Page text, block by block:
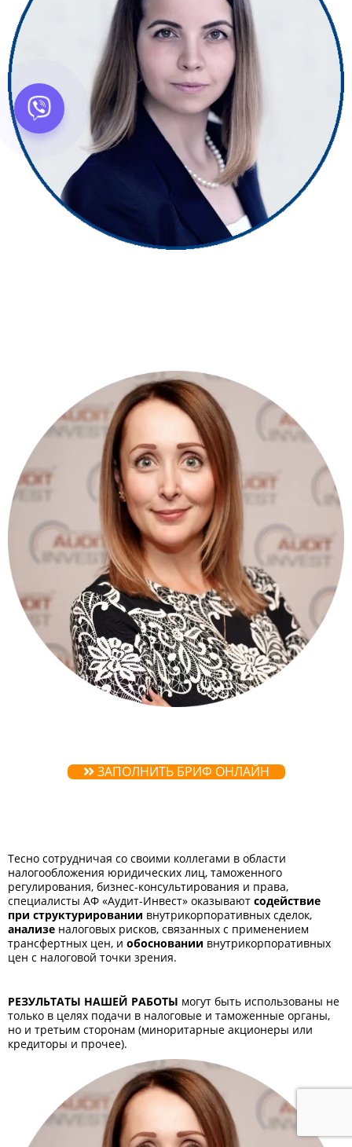
ЗАПОЛНИТЬ БРИФ ОНЛАЙН
Тесно сотрудничая со своими коллегами в области
налогообложения юридических лиц, таможенного
регулирования, бизнес-консультирования и права,
специалисты АФ «Аудит-Инвест» оказывают содействие
при структурировании внутрикорпоративных сделок,
анализе налоговых рисков, связанных с применением
трансфертных цен, и обосновании внутрикорпоративных
цен с налоговой точки зрения.
РЕЗУЛЬТАТЫ НАШЕЙ РАБОТЫ могут быть использованы не
только в целях подачи в налоговые и таможенные органы,
но и третьим сторонам (миноритарные акционеры или
кредиторы и прочее).